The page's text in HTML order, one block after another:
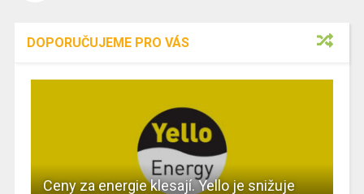
DOPORUČUJEME PRO VÁS
Ceny za energie klesají. Yello je snižuje